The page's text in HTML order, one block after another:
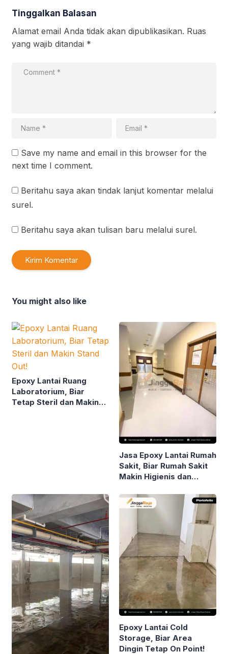
Tinggalkan Balasan
Alamat email Anda tidak akan dipublikasikan. Ruas
yang wajib ditandai *
Save my name and email in this browser for the
next time I comment.
Beritahu saya akan tindak lanjut komentar melalui
surel.
Beritahu saya akan tulisan baru melalui surel.
You might also like
Epoxy Lantai Ruang
Laboratorium, Biar
Tetap Steril dan Makin
Jasa Epoxy Lantai Rumah
Sakit, Biar Rumah Sakit
Makin Higienis dan
Epoxy Lantai Cold
Storage, Biar Area
Dingin Tetap On Point!